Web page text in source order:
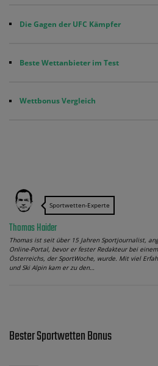
Die Gagen der UFC Kämpfer
Beste Wettanbieter im Test
Wettbonus Vergleich
Sportwetten-Experte
Thomas Haider
Thomas ist seit über 15 Jahren Sportjournalist,
Online-Portal, bevor er fester Redakteur bei
Österreichs, der SportWoche, wurde. Mit viel
und Ski Alpin kam er zu den…
Bester Sportwetten Bonus